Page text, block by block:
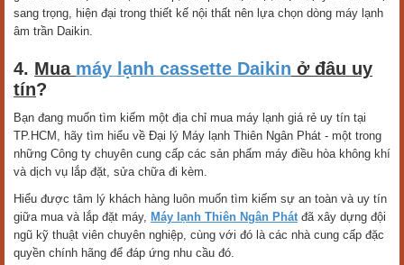
sang trọng, hiện đại trong thiết kế nội thất nên lựa chọn dòng máy lạnh
âm trần Daikin.
4. Mua máy lạnh cassette Daikin ở đâu uy
tín?
Bạn đang muốn tìm kiếm một địa chỉ mua máy lạnh giá rẻ uy tín tại
TP.HCM, hãy tìm hiểu về Đại lý Máy lạnh Thiên Ngân Phát - một trong
những Công ty chuyên cung cấp các sản phẩm máy điều hòa không khí
và dịch vụ lắp đặt, sửa chữa đi kèm.
Hiểu được tâm lý khách hàng luôn muốn tìm kiếm sự an toàn và uy tín
giữa mua và lắp đặt máy, Máy lạnh Thiên Ngân Phát đã xây dựng đội
ngũ kỹ thuật viên chuyên nghiệp, cùng với đó là các nhà cung cấp đặc
quyền chính hãng để đáp ứng nhu cầu đó.